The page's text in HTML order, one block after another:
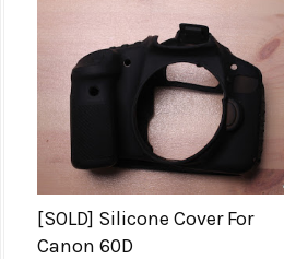
[SOLD] Silicone Cover For
Canon 60D